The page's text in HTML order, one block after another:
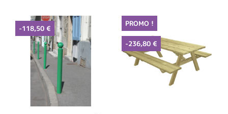
-118,50 €
PROMO !
-236,80 €